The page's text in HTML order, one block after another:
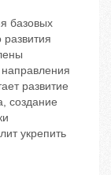
базовых
развитие
создание
укрепить